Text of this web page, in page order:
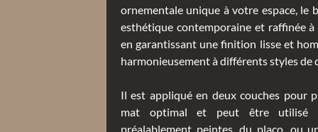
ornementale unique à votre espace, le
esthétique contemporaine et raffinée
en garantissant une finition lisse et
harmonieusement à différents styles de
Il est appliqué en deux couches pour
mat optimal et peut être utilisé
préalablement peintes, du placo, ou